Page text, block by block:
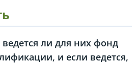
ведется ли для них фонд
и если ведется,